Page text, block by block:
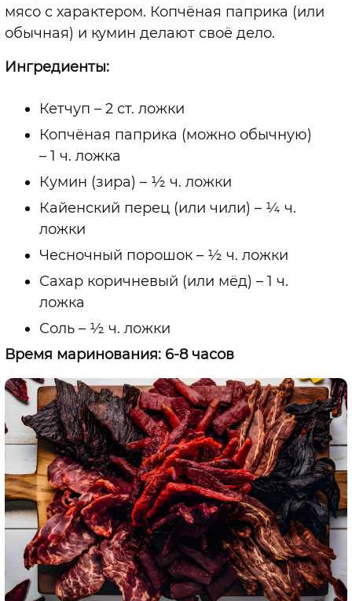
мясо с характером. Копчёная паприка (или
обычная) и кумин делают своё дело.
Ингредиенты:
Кетчуп – 2 ст. ложки
Копчёная паприка (можно обычную)
– 1 ч. ложка
Кумин (зира) – ½ ч. ложки
Кайенский перец (или чили) – ¼ ч.
ложки
Чесночный порошок – ½ ч. ложки
Сахар коричневый (или мёд) – 1 ч.
ложка
Соль – ½ ч. ложки
Время маринования: 6-8 часов